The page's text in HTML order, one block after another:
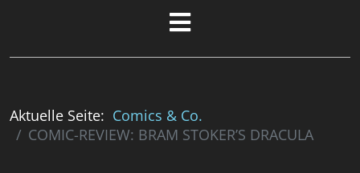
Aktuelle Seite: Comics & Co.
COMIC-REVIEW: BRAM STOKER’S DRACULA